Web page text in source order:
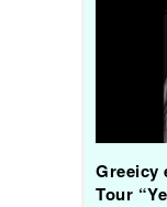
Greeicy
Tour